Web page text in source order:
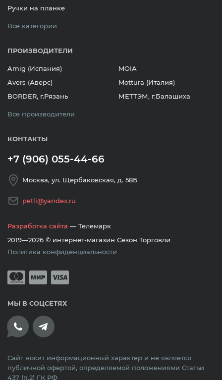
Ручки на планке
Все категории
ПРОИЗВОДИТЕЛИ
Amig (Испания)
Avers (Аверс)
BORDER, г.Рязань
MOIA
Mottura (Италия)
МЕТТЭМ, г.Балашиха
Все производители
КОНТАКТЫ
+7 (906) 055-44-66
Москва, ул. Щербаковская, д. 58Б
petli@yandex.ru
Разработка сайта — Телемарк
2019—2026 © интернет-магазин Сезон Торговли
Политика конфиденциальности
Принимается оплата банковскими
МЫ В СОЦСЕТЯХ
Сайт носит информационный характер и не является
публичной офертой, определяемой положениями Статьи
437 (п.2) ГК РФ